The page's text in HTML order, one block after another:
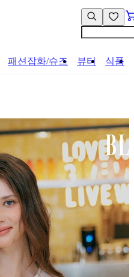
패션잡화/슈즈 뷰티 식품